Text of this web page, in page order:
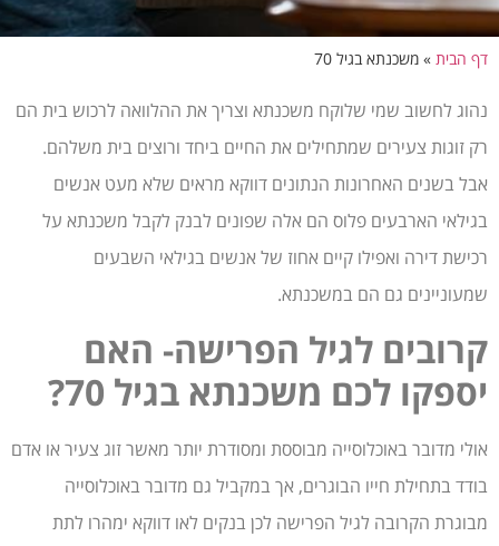
דף הבית » משכנתא בגיל 70
נהוג לחשוב שמי שלוקח משכנתא וצריך את ההלוואה לרכוש בית הם
רק זוגות צעירים שמתחילים את החיים ביחד ורוצים בית משלהם.
אבל בשנים האחרונות הנתונים דווקא מראים שלא מעט אנשים
בגילאי הארבעים פלוס הם אלה שפונים לבנק לקבל משכנתא על
רכישת דירה ואפילו קיים אחוז של אנשים בגילאי השבעים
שמעוניינים גם הם במשכנתא.
קרובים לגיל הפרישה- האם
יספקו לכם משכנתא בגיל 70?
אולי מדובר באוכלוסייה מבוססת ומסודרת יותר מאשר זוג צעיר או אדם
בודד בתחילת חייו הבוגרים, אך במקביל גם מדובר באוכלוסייה
מבוגרת הקרובה לגיל הפרישה לכן בנקים לאו דווקא ימהרו לתת